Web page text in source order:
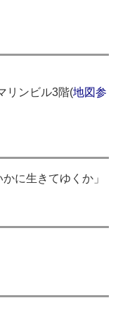
リンビル3階(地図参
に生きてゆくか」